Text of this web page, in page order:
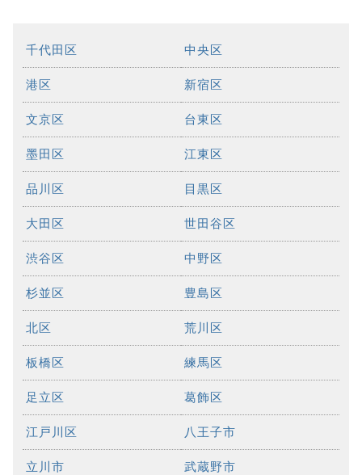
千代田区 中央区
港区 新宿区
文京区 台東区
墨田区 江東区
品川区 目黒区
大田区 世田谷区
渋谷区 中野区
杉並区 豊島区
北区 荒川区
板橋区 練馬区
足立区 葛飾区
江戸川区 八王子市
立川市 武蔵野市